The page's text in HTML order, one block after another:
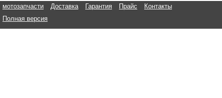
мотозапчасти Доставка Гарантия Прайс
Контакты
Полная версия